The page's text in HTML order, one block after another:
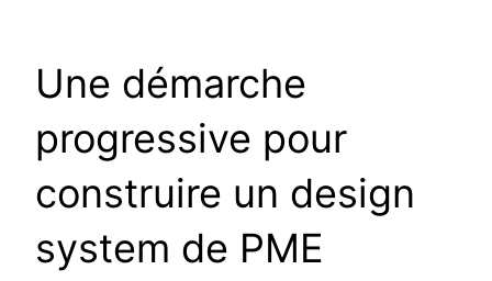
Une démarche
progressive pour
construire un design
system de PME